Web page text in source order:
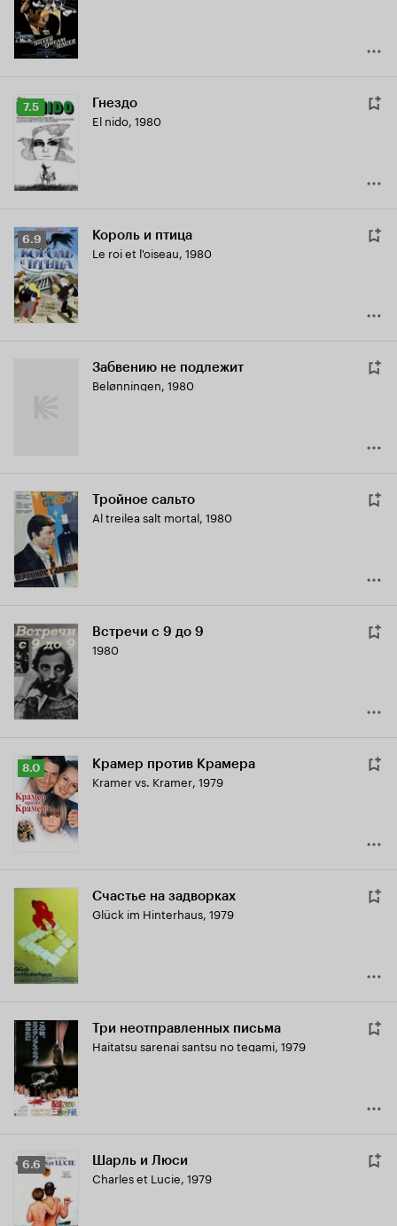
6.9
Рейтинг
Кинопоиска
7.5
7.5 Гнездо
El nido, 1980
Рейтинг
Кинопоиска
6.9
6.9 Король и птица
Le roi et l'oiseau, 1980
Забвению не подлежит
Belønningen, 1980
Тройное сальто
Al treilea salt mortal, 1980
Встречи с 9 до 9
1980
Рейтинг
Кинопоиска
8.0
8.0 Крамер против Крамера
Kramer vs. Kramer, 1979
Счастье на задворках
Glück im Hinterhaus, 1979
Три неотправленных письма
Haitatsu sarenai santsu no tegami, 1979
Рейтинг
Кинопоиска
6.6
6.6 Шарль и Люси
Charles et Lucie, 1979